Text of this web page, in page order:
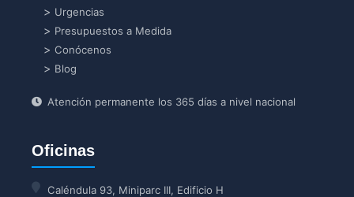
Urgencias
Presupuestos a Medida
Conócenos
Blog
Atención permanente los 365 días a nivel nacional
Oficinas
Caléndula 93, Miniparc III, Edificio H